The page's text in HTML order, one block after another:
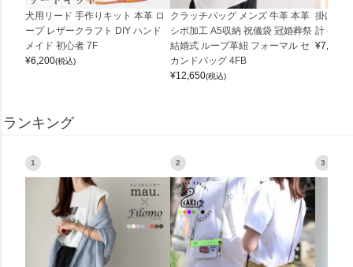
犬用リード 手作りキット 本革 ロ
ープ レザークラフト DIY ハンド
メイド 初心者 7F
¥6,200(税込)
クラッチバッグ メンズ 牛革 本革
シボ加工 A5収納 祝儀袋 冠婚葬祭
結婚式 ループ革紐 フォーマル セ
カンドバッグ 4FB
¥12,650(税込)
掛け時
計
¥7,150
ランキング
1 2 3